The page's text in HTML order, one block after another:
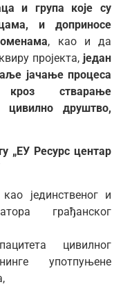
и група које су
и доприносе
, као и да
пројекта, један
јачање процеса
кроз стварање
цивилно друштво,
„ЕУ Ресурс центар
јединственог и
грађанског
цивилног
употпуњене